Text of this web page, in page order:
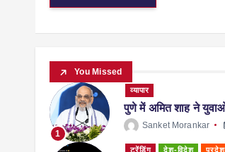
You Missed
1
व्यापार
पुणे में अमित शाह ने
Sanket Morankar
ट्रेंडिंग देश-विदेश प्रदेश